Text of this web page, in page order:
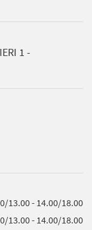
1 -
13.00 - 14.00/18.00
13.00 - 14.00/18.00